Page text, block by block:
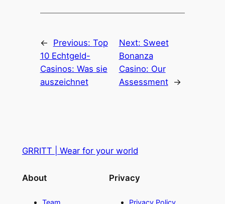
← Previous: Top
10 Echtgeld-
Casinos: Was sie
auszeichnet
Next: Sweet
Bonanza
Casino: Our
Assessment
→
GRRITT | Wear for your world
About
Team
Privacy
Privacy Policy